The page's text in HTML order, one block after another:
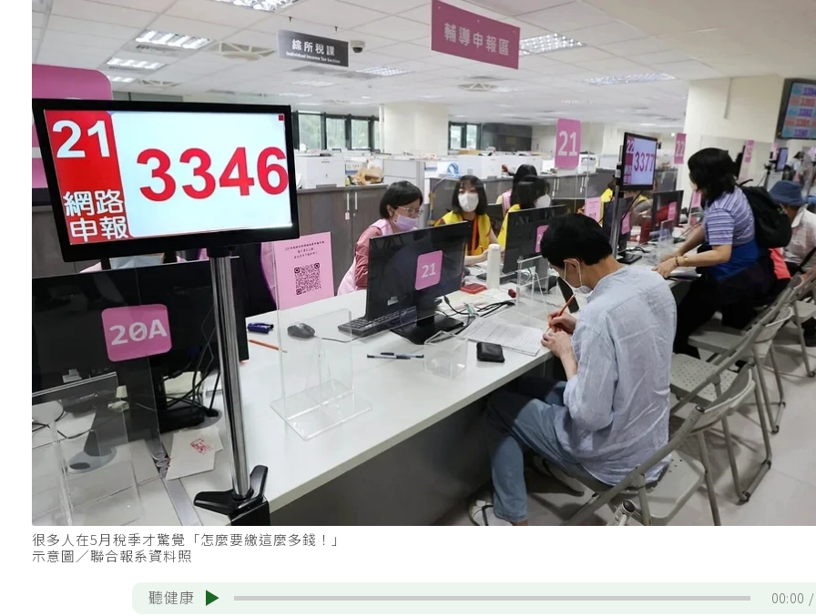
很多人在5月稅季才驚覺「怎麼要繳這麼多錢！」
示意圖／聯合報系資料照
聽健康 00:00